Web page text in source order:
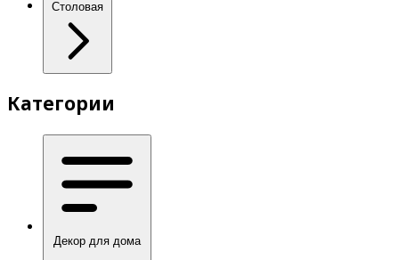
Столовая
Категории
Декор для дома